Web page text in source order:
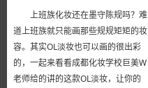
上班族化妆还在墨守陈规吗？难
道上班族就只能画那些规规矩矩的妆
容。其实OL淡妆也可以画的很出彩
的，一起来看看成都化妆学校巨美W
老师给的讲的这款OL淡妆，让你的